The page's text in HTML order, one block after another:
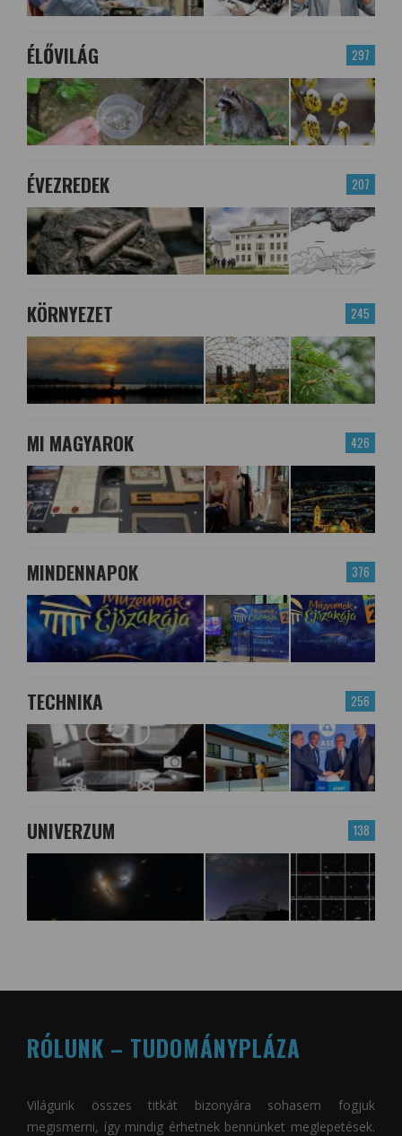
297
ÉLŐVILÁG
207
ÉVEZREDEK
245
KÖRNYEZET
426
MI MAGYAROK
376
MINDENNAPOK
256
TECHNIKA
138
UNIVERZUM
RÓLUNK – TUDOMÁNYPLÁZA
Világunk összes titkát bizonyára sohasem fogjuk
megismerni, így mindig érhetnek bennünket meglepetések.